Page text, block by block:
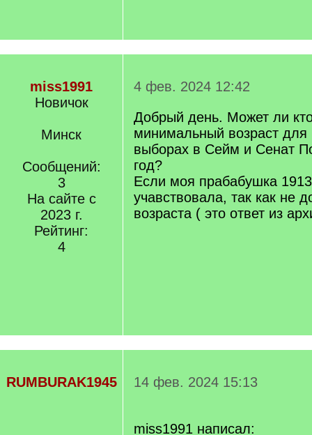
miss1991
Новичок
Минск
Сообщений:
3
На сайте с
2023 г.
Рейтинг:
4
4 фев. 2024 12:42
Добрый день. Может ли
минимальный возраст для
выборах в Сейм и Сенат
год?
Если моя прабабушка
учавствовала, так как не
возраста ( это ответ из
RUMBURAK1945 14 фев. 2024 15:13
miss1991 написал: